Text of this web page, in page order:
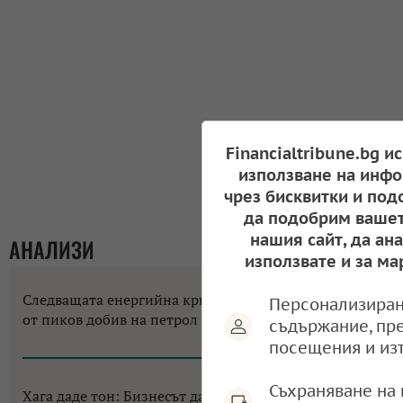
АНАЛИЗИ
Следващата енергийна криза на Европа може да е
от пиков добив на петрол
09:14, 10.08.2026
Хага даде тон: Бизнесът да не разчита на помощи
Financialtribune.bg
използване на
чрез бисквитки и
да подобрим
нашия сайт, да
използвате и за
съдържание,
посещения и
Съхраняване